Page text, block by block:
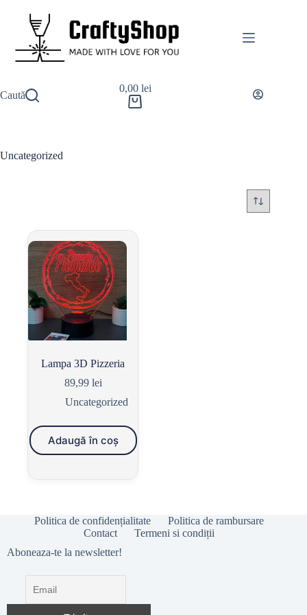
Caută
0,00 lei
Uncategorized
Lampa 3D Pizzeria
89,99 lei
Uncategorized
Adaugă în coș
Politica de confidențialitate
Politica de rambursare
Contact
Termeni si condiții
Aboneaza-te la newsletter!